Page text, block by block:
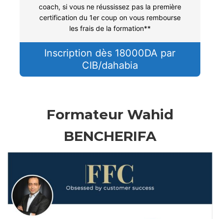
coach, si vous ne réussissez pas la première
certification du 1er coup on vous rembourse
les frais de la formation**
Inscription dès 18000DA par
CIB/dahabia
Formateur Wahid
BENCHERIFA